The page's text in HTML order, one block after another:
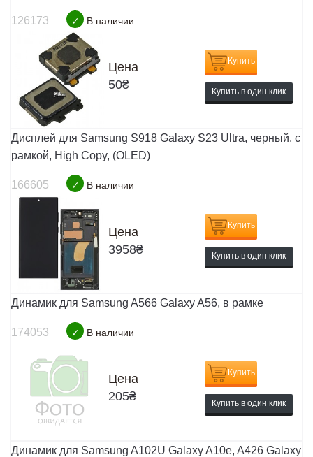
126173 ✓ В наличии
Цена
50₴
Купить
Купить в один клик
Дисплей для Samsung S918 Galaxy S23 Ultra, черный, с
рамкой, High Copy, (OLED)
166605 ✓ В наличии
Цена
3958₴
Купить
Купить в один клик
Динамик для Samsung A566 Galaxy A56, в рамке
174053 ✓ В наличии
Цена
205₴
Купить
Купить в один клик
Динамик для Samsung A102U Galaxy A10e, A426 Galaxy